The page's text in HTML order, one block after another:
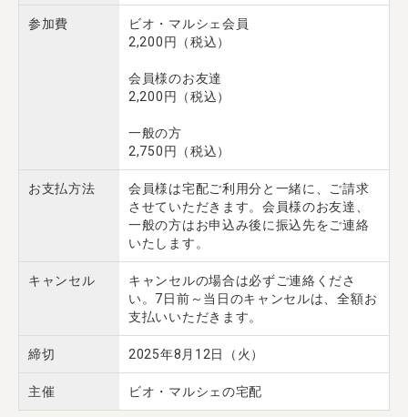
参加費
ビオ・マルシェ会員
2,200円（税込）
会員様のお友達
2,200円（税込）
一般の方
2,750円（税込）
お支払方法
会員様は宅配ご利用分と一緒に、ご請求
させていただきます。会員様のお友達、
一般の方はお申込み後に振込先をご連絡
いたします。
キャンセル
キャンセルの場合は必ずご連絡くださ
い。7日前～当日のキャンセルは、全額お
支払いいただきます。
締切 2025年8月12日（火）
主催 ビオ・マルシェの宅配